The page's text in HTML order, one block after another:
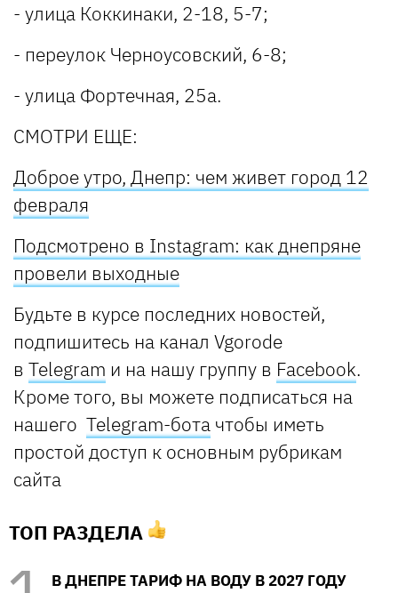
- улица Коккинаки, 2-18, 5-7;
- переулок Черноусовский, 6-8;
- улица Фортечная, 25а.
СМОТРИ ЕЩЕ:
Доброе утро, Днепр: чем живет город 12
февраля
Подсмотрено в Instagram: как днепряне
провели выходные
Будьте в курсе последних новостей,
подпишитесь на канал Vgorode
в Telegram и на нашу группу в Facebook.
Кроме того, вы можете подписаться на
нашего Telegram-бота чтобы иметь
простой доступ к основным рубрикам
сайта
ТОП РАЗДЕЛА
В ДНЕПРЕ ТАРИФ НА ВОДУ В 2027 ГОДУ